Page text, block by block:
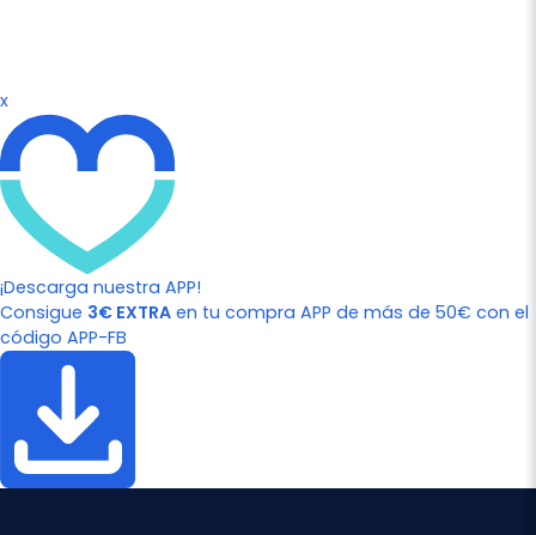
x
¡Descarga nuestra APP!
Consigue 3€ EXTRA en tu compra APP de más de 50€ con el
código APP-FB